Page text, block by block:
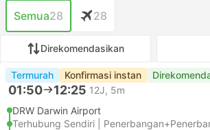
Semua28 28
Direkomendasikan
Termurah Konfirmasi instan
01:50 12:25 12J, 5m
DRW Darwin Airport
Terhubung Sendiri |